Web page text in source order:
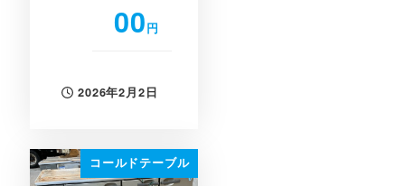
00円
投稿日
2026年2月2日
コールドテーブル